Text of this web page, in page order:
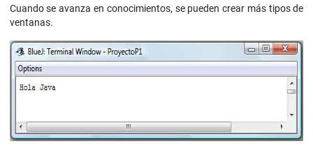
Cuando se avanza en conocimientos, se pueden crear más tipos de
ventanas.